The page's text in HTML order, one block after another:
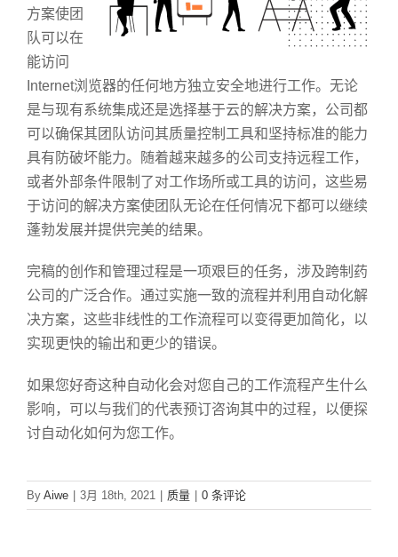
方案使团
队可以在
能访问
Internet浏览器的任何地方独立安全地进行工作。无论
是与现有系统集成还是选择基于云的解决方案，公司都
可以确保其团队访问其质量控制工具和坚持标准的能力
具有防破坏能力。随着越来越多的公司支持远程工作，
或者外部条件限制了对工作场所或工具的访问，这些易
于访问的解决方案使团队无论在任何情况下都可以继续
蓬勃发展并提供完美的结果。
完稿的创作和管理过程是一项艰巨的任务，涉及跨制药
公司的广泛合作。通过实施一致的流程并利用自动化解
决方案，这些非线性的工作流程可以变得更加简化，以
实现更快的输出和更少的错误。
如果您好奇这种自动化会对您自己的工作流程产生什么
影响，可以与我们的代表预订咨询其中的过程，以便探
讨自动化如何为您工作。
By Aiwe 3月 18th, 2021 质量 0 条评论